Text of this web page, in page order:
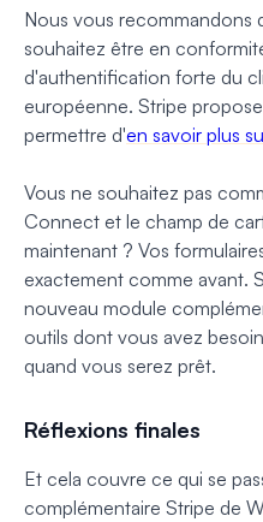
Nous vous recommandons
souhaitez être en
d'authentification forte du
européenne. Stripe
permettre d'en savoir plus
Vous ne souhaitez pas
Connect et le champ de
maintenant ? Vos
exactement comme avant.
nouveau module
outils dont vous avez
quand vous serez prêt.
Réflexions finales
Et cela couvre ce qui se
complémentaire Stripe de